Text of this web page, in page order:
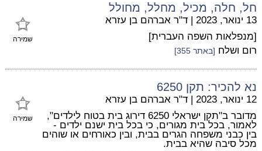
חל, חלה, מכיל, מחלל, מחולל
שמירה
13 ינואר, 2023 | ד"ר אברהם בן עזרא
[מנפלאות השפה העברית]
רום ושלח [באתר 355]
נא להכיר: תקן 6250
שמירה
12 ינואר, 2023 | ד"ר אברהם בן עזרא
מדובר ב"תקן ישראלי 6250 דירוג בית בטוח לילדים",
לאמור, בכל בית מגורים, כי בכל בית ישנם ילדים -
בין כבני משפחה הגרים בבית, ובין כאורחים או שוהים
מכל סיבה שהיא בבית.